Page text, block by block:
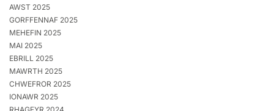
AWST 2025
GORFFENNAF 2025
MEHEFIN 2025
MAI 2025
EBRILL 2025
MAWRTH 2025
CHWEFROR 2025
IONAWR 2025